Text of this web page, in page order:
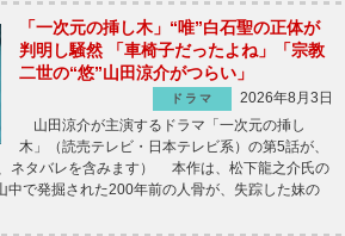
「一次元の挿し木」“唯”白石聖の正体が
判明し騒然 「車椅子だったよね」「宗教
二世の“悠”山田涼介がつらい」
ドラマ
2026年8月3日
山田涼介が主演するドラマ「一次元の挿し
木」（読売テレビ・日本テレビ系）の第5話が、
ネタバレを含みます） 本作は、松下龍之介氏の
中で発掘された200年前の人骨が、失踪した妹の